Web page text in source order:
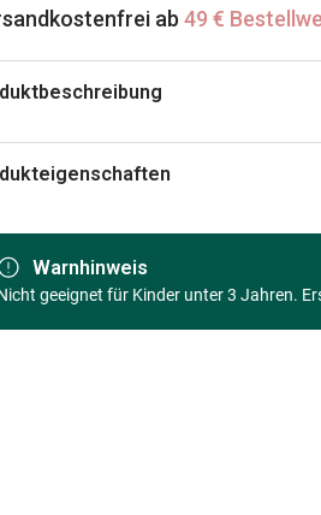
ab 49 €
- Svetlana Kolpakova
Warnhinweis
geeignet für Kinder unter 3 Jahren.